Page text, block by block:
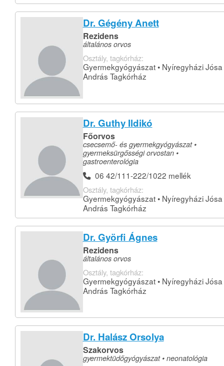
Dr. Gégény Anett
Rezidens
általános orvos
Osztály, tagkórház:
Gyermekgyógyászat • Nyíregyházi Jósa
András Tagkórház
Dr. Guthy Ildikó
Főorvos
csecsemő- és gyermekgyógyászat •
gyermeksürgősségi orvostan •
gastroenterológia
06 42/111-222/1022 mellék
Osztály, tagkórház:
Gyermekgyógyászat • Nyíregyházi Jósa
András Tagkórház
Dr. Györfi Ágnes
Rezidens
általános orvos
Osztály, tagkórház:
Gyermekgyógyászat • Nyíregyházi Jósa
András Tagkórház
Dr. Halász Orsolya
Szakorvos
gyermektüdőgyógyászat • neonatológia